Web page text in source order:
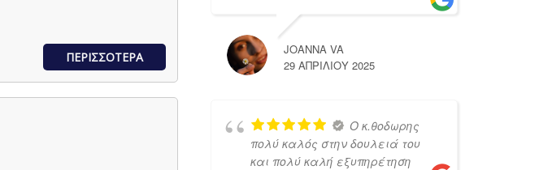
ΠΕΡΙΣΣΟΤΕΡΑ
JOANNA VA
29 ΑΠΡΙΛΊΟΥ 2025
Ο κ.θοδωρης
πολύ καλός στην δουλειά του
και πολύ καλή εξυπηρέτηση